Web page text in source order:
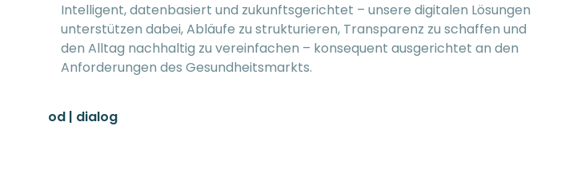
Intelligent, datenbasiert und zukunftsgerichtet – unsere digitalen Lösungen
unterstützen dabei, Abläufe zu strukturieren, Transparenz zu schaffen und
den Alltag nachhaltig zu vereinfachen – konsequent ausgerichtet an den
Anforderungen des Gesundheitsmarkts.
od | dialog